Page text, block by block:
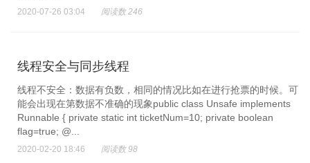
2020-07-26 03:04 阅读数 246
线程安全与同步线程
线程不安全：数据有负数，相同的情况比如在进行抢票的时候。可
能会出现在第数据不准确的现象public class Unsafe implements
Runnable { private static int ticketNum=10; private boolean
flag=true; @...
2020-02-20 18:46 阅读数 98